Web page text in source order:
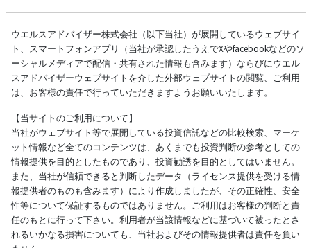
ウエルスアドバイザー株式会社（以下当社）が展開しているウェブサイ
ト、スマートフォンアプリ（当社が承認したうえでXやfacebookなどのソ
ーシャルメディアで配信・共有された情報も含みます）ならびにウエル
スアドバイザーウェブサイトを介した外部ウェブサイトの閲覧、ご利用
は、お客様の責任で行っていただきますようお願いいたします。
【当サイトのご利用について】
当社がウェブサイト等で展開している投資信託などの比較検索、マーケ
ット情報など全てのコンテンツは、あくまでも投資判断の参考としての
情報提供を目的としたものであり、投資勧誘を目的としてはいません。
また、当社が信頼できると判断したデータ（ライセンス提供を受ける情
報提供者のものも含みます）により作成しましたが、その正確性、安全
性等について保証するものではありません。ご利用はお客様の判断と責
任のもとに行って下さい。利用者が当該情報などに基づいて被ったとさ
れるいかなる損害についても、当社およびその情報提供者は責任を負い